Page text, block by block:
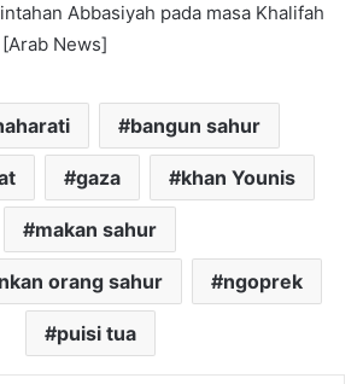
Abbasiyah pada masa Khalifah
News]
bangun sahur
gaza khan Younis
makan sahur
orang sahur ngoprek
puisi tua